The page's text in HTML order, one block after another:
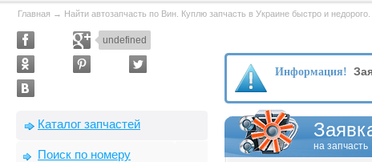
Главная → Найти автозапчасть по Вин. Куплю запчасть в Украине быстро и
undefined
Каталог запчастей
Поиск по номеру
Информация!
на запчасть